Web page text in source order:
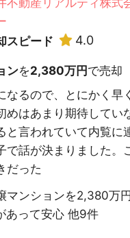
不動産リアルティ株式
スピード
4.0
ンを2,380万円 で売却
なるので、とにかく早
めはあまり期待してい
と言われていて内覧に
で話が決まりました。
だった
マンションを2,380万
あって安心 他9件